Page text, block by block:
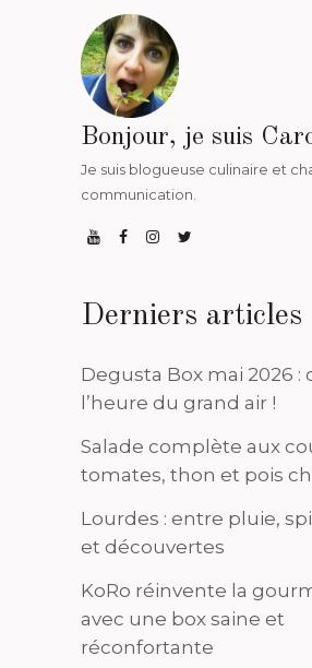
Bonjour, je suis
Je suis blogueuse culinaire et
communication.
Derniers articles
Degusta Box mai 2026 :
l’heure du grand air !
Salade complète aux
tomates, thon et pois
Lourdes : entre pluie,
et découvertes
KoRo réinvente la
avec une box saine et
réconfortante